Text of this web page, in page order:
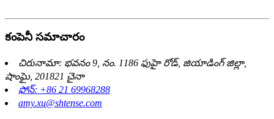
కంపెనీ సమాచారం
చిరునామా: భవనం 9, నం. 1186 ఫుహై రోడ్, జియాడింగ్ జిల్లా,
షాంఘై, 201821 చైనా
ఫోన్: +86 21 69968288
amy.xu@shtense.com